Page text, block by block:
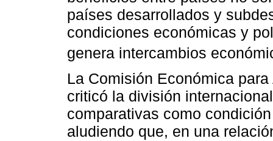
países desarrollados y
condiciones económicas y
genera intercambios
La Comisión Económica
criticó la división
comparativas como
aludiendo que, en una